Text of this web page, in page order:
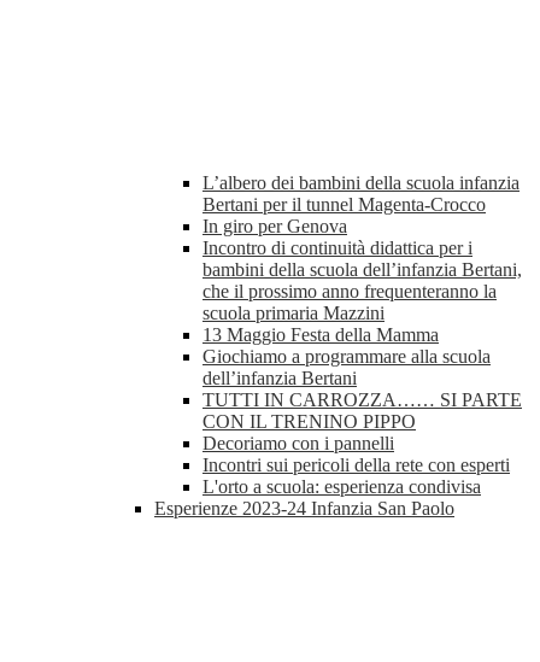
L’albero dei bambini della scuola infanzia
Bertani per il tunnel Magenta-Crocco
In giro per Genova
Incontro di continuità didattica per i
bambini della scuola dell’infanzia Bertani,
che il prossimo anno frequenteranno la
scuola primaria Mazzini
13 Maggio Festa della Mamma
Giochiamo a programmare alla scuola
dell’infanzia Bertani
TUTTI IN CARROZZA…… SI PARTE
CON IL TRENINO PIPPO
Decoriamo con i pannelli
Incontri sui pericoli della rete con esperti
L'orto a scuola: esperienza condivisa
Esperienze 2023-24 Infanzia San Paolo